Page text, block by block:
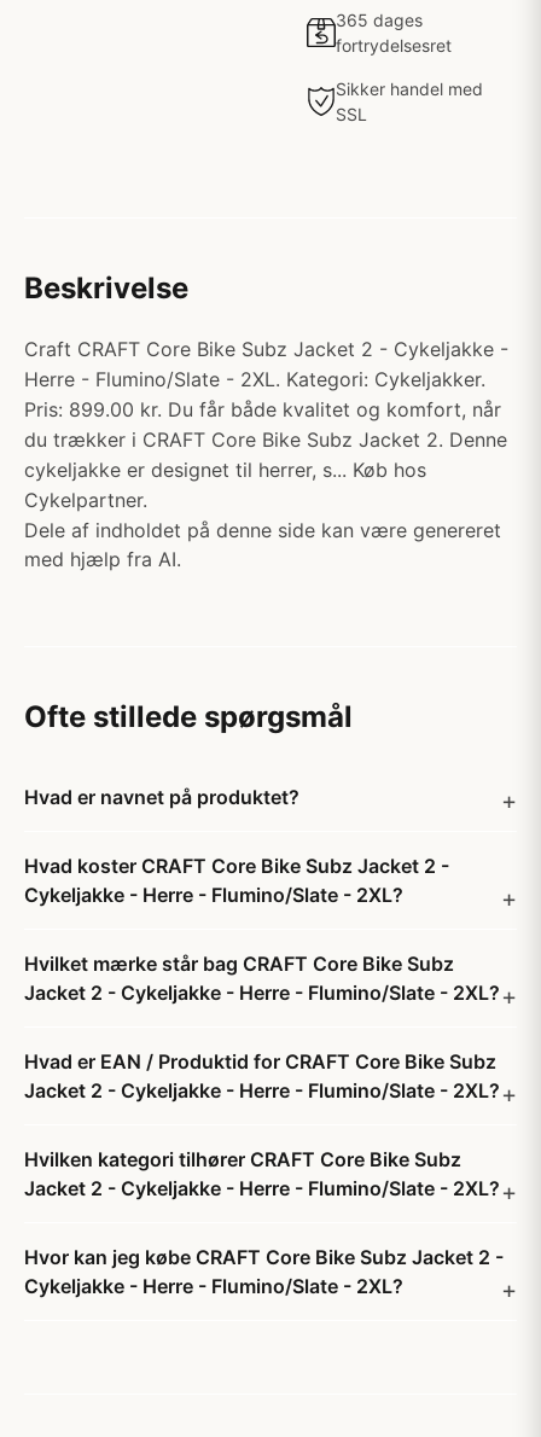
365 dages
fortrydelsesret
Sikker handel med
SSL
Beskrivelse
Craft CRAFT Core Bike Subz Jacket 2 - Cykeljakke -
Herre - Flumino/Slate - 2XL. Kategori: Cykeljakker.
Pris: 899.00 kr. Du får både kvalitet og komfort, når
du trækker i CRAFT Core Bike Subz Jacket 2. Denne
cykeljakke er designet til herrer, s... Køb hos
Cykelpartner.
Dele af indholdet på denne side kan være genereret
med hjælp fra AI.
Ofte stillede spørgsmål
Hvad er navnet på produktet?
Hvad koster CRAFT Core Bike Subz Jacket 2 -
Cykeljakke - Herre - Flumino/Slate - 2XL?
Hvilket mærke står bag CRAFT Core Bike Subz
Jacket 2 - Cykeljakke - Herre - Flumino/Slate - 2XL?
Hvad er EAN / Produktid for CRAFT Core Bike Subz
Jacket 2 - Cykeljakke - Herre - Flumino/Slate - 2XL?
Hvilken kategori tilhører CRAFT Core Bike Subz
Jacket 2 - Cykeljakke - Herre - Flumino/Slate - 2XL?
Hvor kan jeg købe CRAFT Core Bike Subz Jacket 2 -
Cykeljakke - Herre - Flumino/Slate - 2XL?